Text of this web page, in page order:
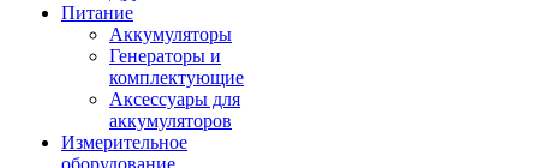
Питание
Аккумуляторы
Генераторы и
комплектующие
Аксессуары для
аккумуляторов
Измерительное
оборудование